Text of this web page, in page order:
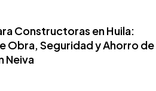
Constructoras en Huila:
Obra, Seguridad y Ahorro de
Neiva